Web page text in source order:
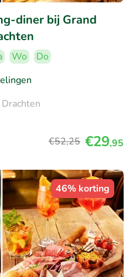
diner bij Grand
Wo
Do
€52,25 €29,95
46% korting